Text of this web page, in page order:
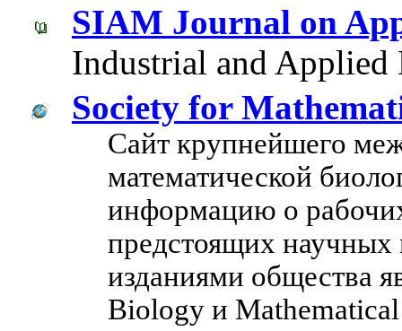
SIAM Journal on
Industrial and Applied
Society for
Сайт крупнейшего
математической
информацию о
предстоящих
изданиями общества
Biology и